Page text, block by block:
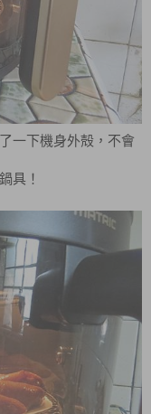
一下機身外殻，不會
具！